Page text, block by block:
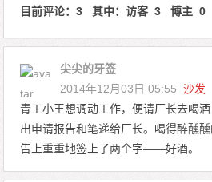
目前评论：3 其中：访客 3 博主 0
尖尖的牙签
2014年12月03日 05:55 沙发
青工小王想调动工作，便请厂长去喝
出申请报告和笔递给厂长。喝得醉醺
告上重重地签上了两个字——好酒。